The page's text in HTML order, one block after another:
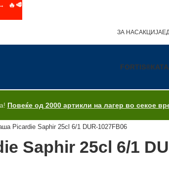
ЗА НАСАКЦИЈА
FORTIS®
Повеќе од 2000 артикли на лагер во секое
Picardie Saphir 25cl 6/1 DUR-1027FB06
Saphir 25cl 6/1
🔥🥩